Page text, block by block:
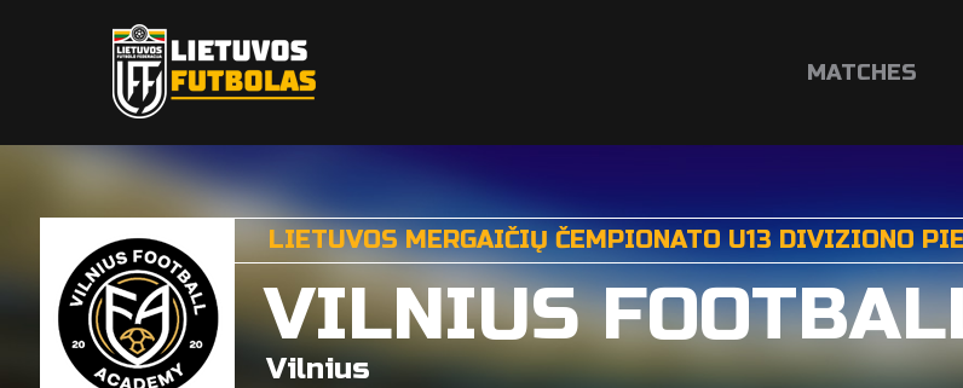
MATCHES
LIETUVOS MERGAIČIŲ ČEMPIONATO U13 DIVIZIONO
VILNIUS
Vilnius